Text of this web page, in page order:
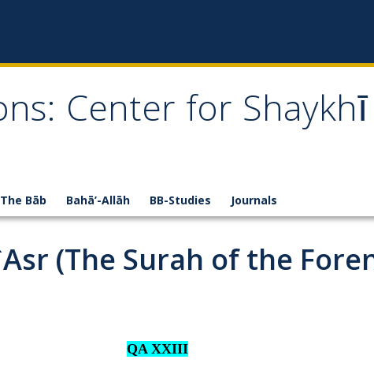
Center for
The Bāb Bahā’-Allāh BB-Studies Journals
(The Surah of the
QA XXIII